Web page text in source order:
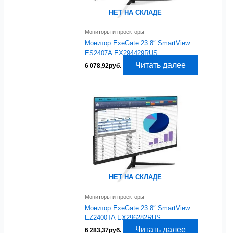
НЕТ НА СКЛАДЕ
Мониторы и проекторы
Монитор ExeGate 23.8″ SmartView
ES2407A EX294429RUS
6 078,92руб. Читать далее
НЕТ НА СКЛАДЕ
Мониторы и проекторы
Монитор ExeGate 23.8″ SmartView
EZ2400TA EX296282RUS
6 283,37руб. Читать далее